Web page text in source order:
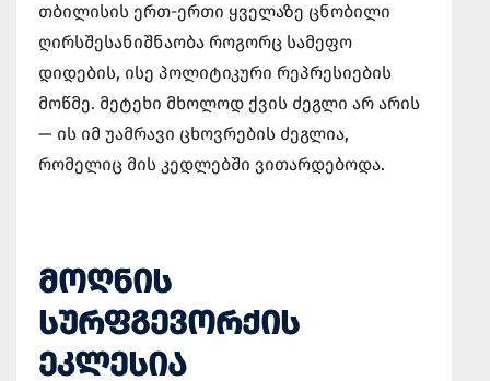
თბილისის ერთ-ერთი ყველაზე ცნობილი
ღირსშესანიშნაობა როგორც სამეფო
დიდების, ისე პოლიტიკური რეპრესიების
მოწმე. მეტეხი მხოლოდ ქვის ძეგლი არ არის
— ის იმ უამრავი ცხოვრების ძეგლია,
რომელიც მის კედლებში ვითარდებოდა.
ᲛᲝᲦᲜᲘᲡ
ᲡᲣᲠᲤᲒᲔᲕᲝᲠᲥᲘᲡ
ᲔᲙᲚᲔᲡᲘᲐ